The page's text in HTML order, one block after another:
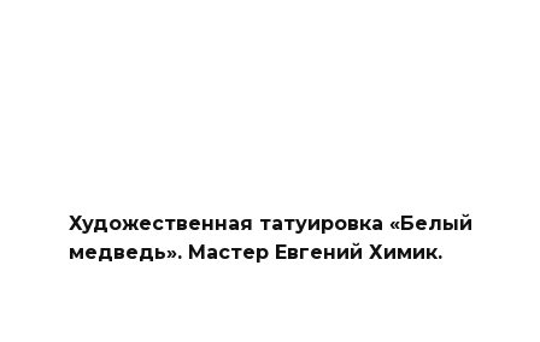
Художественная татуировка «Белый
медведь». Мастер Евгений Химик.